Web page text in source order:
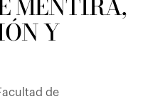
Y
de